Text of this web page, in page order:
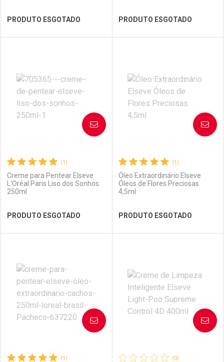
Ver Desconto Convênio Ver Desconto Convênio
PRODUTO ESGOTADO
Laboratório
Ver Desconto Convênio
Por Menos
PRODUTO ESGOTADO
Laboratório
Ver Desconto Convênio
Por Menos
(1)
Creme para Pentear Elseve
L'Oréal Paris Liso dos Sonhos
250ml
PRODUTO ESGOTADO
AVISE-ME
Laboratório
Por Menos
(1)
Óleo Extraordinário Elseve
Óleos de Flores Preciosas
4,5ml
PRODUTO ESGOTADO
AVISE-ME
Laboratório
Por Menos
(1)
AVISE-ME
(0)
AVISE-ME